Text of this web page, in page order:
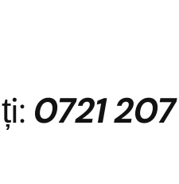
0721 207